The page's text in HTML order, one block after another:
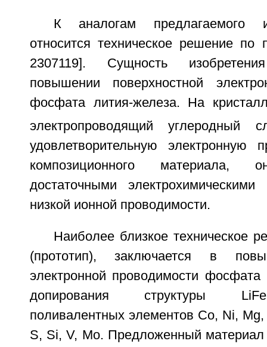
К аналогам предлагаемого
относится техническое решение
2307119]. Сущность
повышении поверхностной
фосфата лития-железа. На
электропроводящий углеродный
удовлетворительную электронную
композиционного
достаточными электрохимическими
низкой ионной проводимости.
Наиболее близкое техническое
(прототип), заключается в
электронной проводимости фосфата
допирования структуры
поливалентных элементов Co, Ni,
S, Si, V, Mo. Предложенный материал